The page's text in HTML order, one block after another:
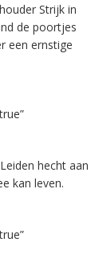
Strijk in
de poortjes
een ernstige
hecht aan
kan leven.